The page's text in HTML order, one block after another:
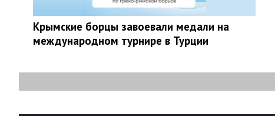
Крымские борцы завоевали медали на
международном турнире в Турции